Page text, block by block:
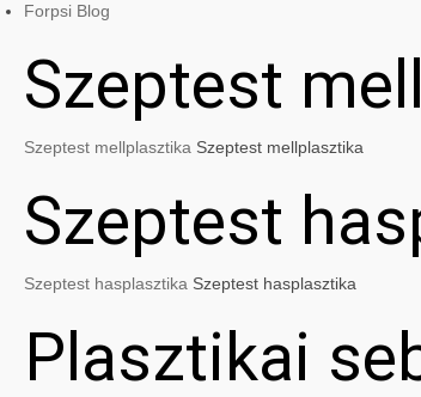
Forpsi Blog
Szeptest
Szeptest mellplasztika Szeptest mellplasztika
Szeptest
Szeptest hasplasztika Szeptest hasplasztika
Plasztikai